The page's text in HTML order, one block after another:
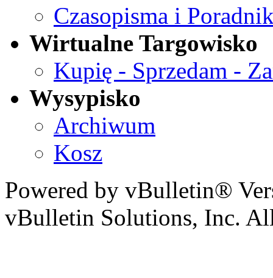
Czasopisma i
Wirtualne Targowisko
Kupię - Sprzedam -
Wysypisko
Archiwum
Kosz
Powered by vBulletin®
vBulletin Solutions, Inc.